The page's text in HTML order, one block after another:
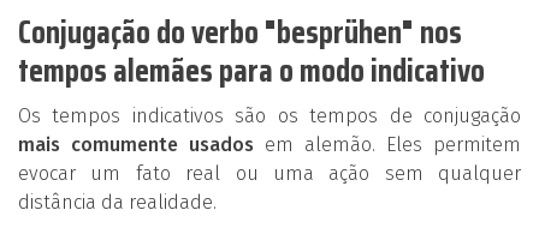
Conjugação do verbo "besprühen" nos
tempos alemães para o modo indicativo
Os tempos indicativos são os tempos de conjugação
mais comumente usados em alemão. Eles permitem
evocar um fato real ou uma ação sem qualquer
distância da realidade.